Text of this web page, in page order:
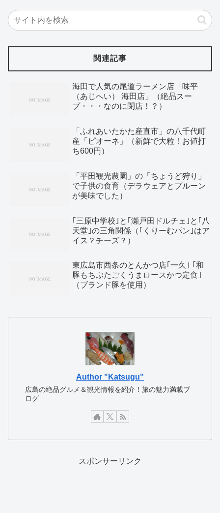
関連記事
海田で人気の尾道ラーメン店「味平
（あじへい） 海田店」（絶品スー
プ・・・なのに閉店！？）
「ふれあいたかた産直市」の八千代町
産「ピオーネ」（新鮮で大粒！お値打
ち600円）
「平田観光農園」の「ちょうど狩り」
で子供の食育（デラウェアとプルーン
が美味でした）
｢三原中学校｣と｢瀬戸田ドルチェ｣と｢八
天堂｣の三角関係（｢くりーむパン｣はア
イス？チーズ？）
東広島市西条のとんかつ店｢一久｣ ｢和
豚もちぶたごくうまロースかつ定食｣
（ブランド豚を使用）
Author "Katsugu"
広島の絶品グルメ＆観光情報を紹介！旅の魅力満載ブ
ログ
スポンサーリンク